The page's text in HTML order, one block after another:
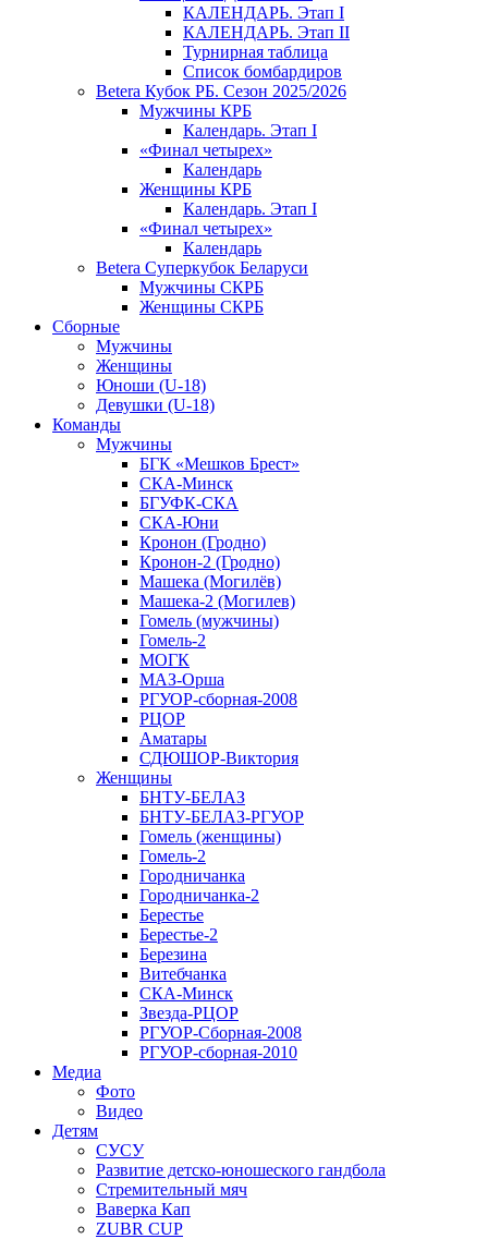
КАЛЕНДАРЬ. Этап I
КАЛЕНДАРЬ. Этап II
Турнирная таблица
Список бомбардиров
Betera Кубок РБ. Сезон 2025/2026
Мужчины КРБ
Календарь. Этап I
«Финал четырех»
Календарь
Женщины КРБ
Календарь. Этап I
«Финал четырех»
Календарь
Betera Суперкубок Беларуси
Мужчины СКРБ
Женщины СКРБ
Сборные
Мужчины
Женщины
Юноши (U-18)
Девушки (U-18)
Команды
Мужчины
БГК «Мешков Брест»
СКА-Минск
БГУФК-СКА
СКА-Юни
Кронон (Гродно)
Кронон-2 (Гродно)
Машека (Могилёв)
Машека-2 (Могилев)
Гомель (мужчины)
Гомель-2
МОГК
МАЗ-Орша
РГУОР-сборная-2008
РЦОР
Аматары
СДЮШОР-Виктория
Женщины
БНТУ-БЕЛАЗ
БНТУ-БЕЛАЗ-РГУОР
Гомель (женщины)
Гомель-2
Городничанка
Городничанка-2
Берестье
Берестье-2
Березина
Витебчанка
СКА-Минск
Звезда-РЦОР
РГУОР-Сборная-2008
РГУОР-сборная-2010
Медиа
Фото
Видео
Детям
СУСУ
Развитие детско-юношеского гандбола
Стремительный мяч
Ваверка Кап
ZUBR CUP